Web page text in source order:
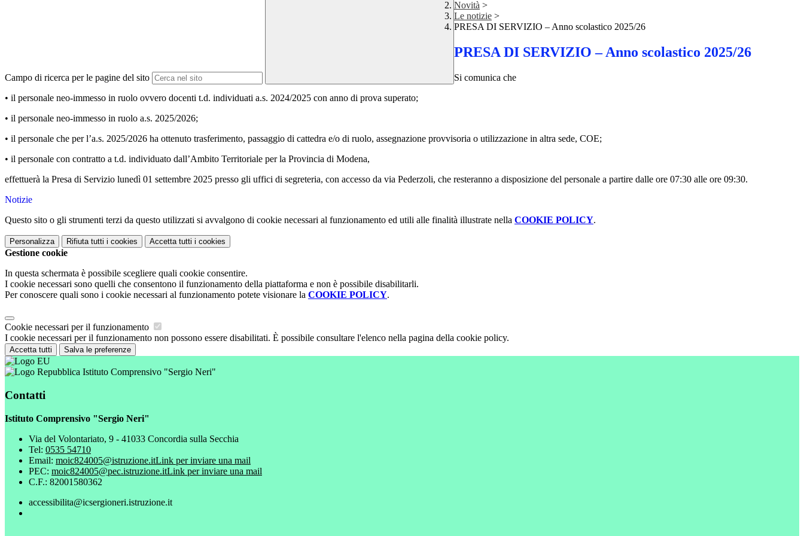
Campo di ricerca per le pagine del sito
Novità >
Le notizie >
PRESA DI SERVIZIO – Anno scolastico 2025/26
PRESA DI SERVIZIO – Anno scolastico 2025/26
Si comunica che
• il personale neo-immesso in ruolo ovvero docenti t.d. individuati a.s. 2024/2025 con anno di prova superato;
• il personale neo-immesso in ruolo a.s. 2025/2026;
• il personale che per l’a.s. 2025/2026 ha ottenuto trasferimento, passaggio di cattedra e/o di ruolo, assegnazione provvisoria o utilizzazione in altra sede, COE;
• il personale con contratto a t.d. individuato dall’Ambito Territoriale per la Provincia di Modena,
effettuerà la Presa di Servizio lunedì 01 settembre 2025 presso gli uffici di segreteria, con accesso da via Pederzoli, che resteranno a disposizione del personale a partire dalle ore 07:30 alle ore 09:30.
Notizie
Questo sito o gli strumenti terzi da questo utilizzati si avvalgono di cookie necessari al funzionamento ed utili alle finalità illustrate nella COOKIE POLICY.
Personalizza Rifiuta tutti i cookies Accetta tutti i cookies
Gestione cookie
In questa schermata è possibile scegliere quali cookie consentire.
I cookie necessari sono quelli che consentono il funzionamento della piattaforma e non è possibile disabilitarli.
Per conoscere quali sono i cookie necessari al funzionamento potete visionare la COOKIE POLICY.
Cookie necessari per il funzionamento
I cookie necessari per il funzionamento non possono essere disabilitati. È possibile consultare l'elenco nella pagina della cookie policy.
Accetta tutti Salva le preferenze
Istituto Comprensivo "Sergio Neri"
Contatti
Istituto Comprensivo "Sergio Neri"
Via del Volontariato, 9 - 41033 Concordia sulla Secchia
Tel: 0535 54710
Email: moic824005@istruzione.itLink per inviare una mail
PEC: moic824005@pec.istruzione.itLink per inviare una mail
C.F.: 82001580362
accessibilita@icsergioneri.istruzione.it